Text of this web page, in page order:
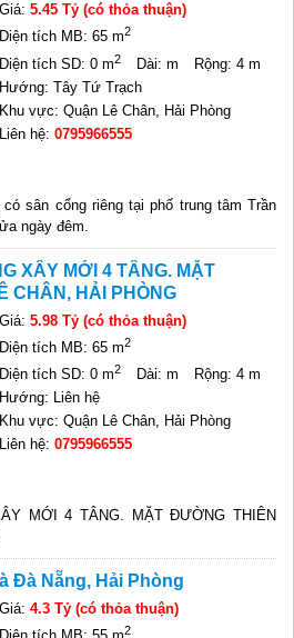
Giá:5.45 Tỷ (có thỏa thuận)
Diện tích MB: 65 m2
Diện tích SD: 0 m2 Dài: m
Rộng: 4 m
Hướng: Tây Tứ Trạch
Khu vực: Quận Lê Chân, Hải Phòng
Liên hệ:0795966555
sân cổng riêng tại phố trung tâm Trần
ngày đêm.
XÂY MỚI 4 TÂNG. MẶT
CHÂN, HẢI PHÒNG
Giá:5.98 Tỷ (có thỏa thuận)
Diện tích MB: 65 m2
Diện tích SD: 0 m2 Dài: m
Rộng: 4 m
Hướng: Liên hệ
Khu vực: Quận Lê Chân, Hải Phòng
Liên hệ:0795966555
MỚI 4 TÂNG. MẶT ĐƯỜNG THIÊN
Đà Nẵng, Hải Phòng
Giá:4.3 Tỷ (có thỏa thuận)
2